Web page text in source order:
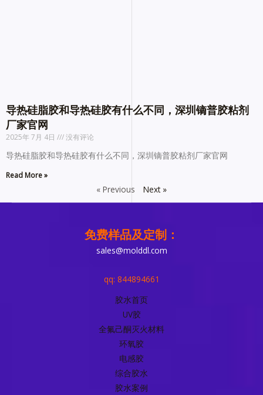
导热硅脂胶和导热硅胶有什么不同，深圳镝普胶粘剂
厂家官网
2025年 7月 4日 没有评论
导热硅脂胶和导热硅胶有什么不同，深圳镝普胶粘剂厂家官网
Read More »
« Previous Next »
免费样品及定制：
sales@molddl.com
qq: 844894661
胶水首页
UV胶
全氟己酮灭火材料
环氧胶
电感胶
综合胶水
胶水案例